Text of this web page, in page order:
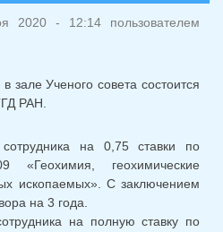
2020 - 12:14 пользователем
зале Ученого совета состоится
РАН.
на 0,75 ставки по
«Геохимия, геохимические
ископаемых». С заключением
на 3 года.
на полную ставку по